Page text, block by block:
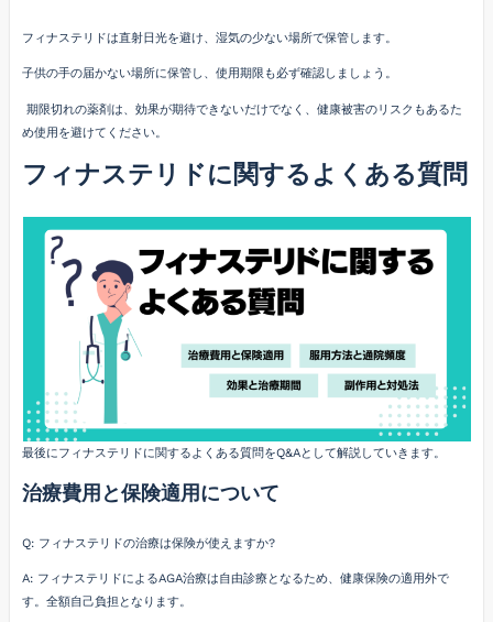
フィナステリドは直射日光を避け、湿気の少ない場所で保管します。
子供の手の届かない場所に保管し、使用期限も必ず確認しましょう。
期限切れの薬剤は、効果が期待できないだけでなく、健康被害のリスクもあるた
め使用を避けてください。
フィナステリドに関するよくある質問
最後にフィナステリドに関するよくある質問をQ&Aとして解説していきます。
治療費用と保険適用について
Q: フィナステリドの治療は保険が使えますか?
A: フィナステリドによるAGA治療は自由診療となるため、健康保険の適用外で
す。全額自己負担となります。